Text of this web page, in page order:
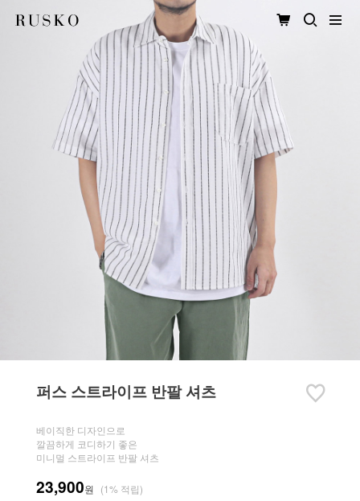
퍼스 스트라이프 반팔 셔츠
베이직한 디자인으로
깔끔하게 코디하기 좋은
미니멀 스트라이프 반팔 셔츠
23,900원 (1% 적립)